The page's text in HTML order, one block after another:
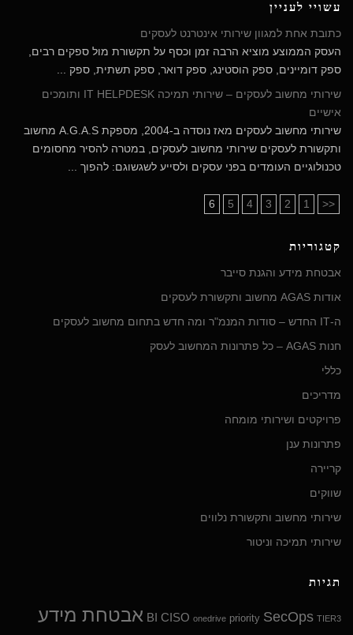
עשויי לעניין
כתובת אחת למגוון שירותי אינטרנט לעסקים
העסק הממוצע מוציא הרבה זמן וכסף על תקשורת מול ספקים רבים,
ספק דומיינים, ספק הוסטינג, ספק דואר, ספק תשתית, ספק ...
שירותי מחשוב לעסקים – שירותי תמיכה IT HELPDESK ותומכים
אישיים
שירותי מחשוב לעסקים מאז נוסדה ב-2004, מספקת A.G.A.S מחשוב
ותקשורת לעסקים שירותי מחשוב לעסקים, במטרה להסיר מחסומים
טכנולוגיים העומדים בפני עסקים ולסייע לשגשוגם: להפוך ...
<<
1
2
3
4
5
6
קטגוריות
אבטחת מידע והגנת סייבר
אודות AGAS מחשוב ותקשורת לעסקים
ה-IT החדש – סודות המנמ"ר ומה חדש בתחום מחשוב לעסקים
חנות AGAS – כל פתרונות המחשוב לעסק
כללי
מדריכים
פרויקטים ושירותי מומחה
פתרונות ענן
קריירה
שווקים
שירותי מחשוב ותקשורת נלווים
שירותי תמיכה וניטור
תגיות
BI CISO onedrive priority SecOps TIER3 אבטחת מידע